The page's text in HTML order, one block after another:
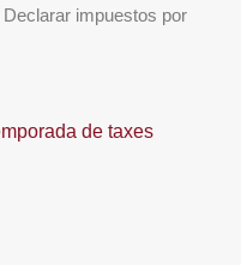
impuestos por